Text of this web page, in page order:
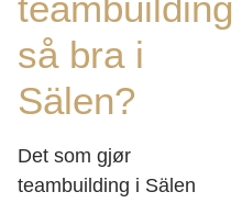
så bra i
Sälen?
Det som gjør
teambuilding i Sälen